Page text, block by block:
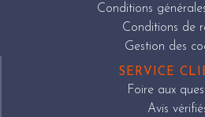
Conditions
Conditions de
Gestion des
SERVICE
Foire aux
Avis